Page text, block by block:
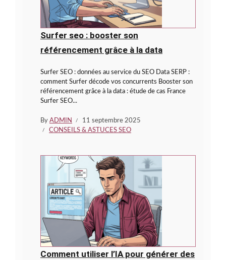
Surfer seo : booster son
référencement grâce à la data
Surfer SEO : données au service du SEO Data SERP :
comment Surfer décode vos concurrents Booster son
référencement grâce à la data : étude de cas France
Surfer SEO...
By ADMIN
11 septembre 2025
CONSEILS & ASTUCES SEO
Comment utiliser l’IA pour générer des